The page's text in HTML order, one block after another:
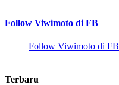
Follow Viwimoto di FB
Follow Viwimoto di FB
Terbaru